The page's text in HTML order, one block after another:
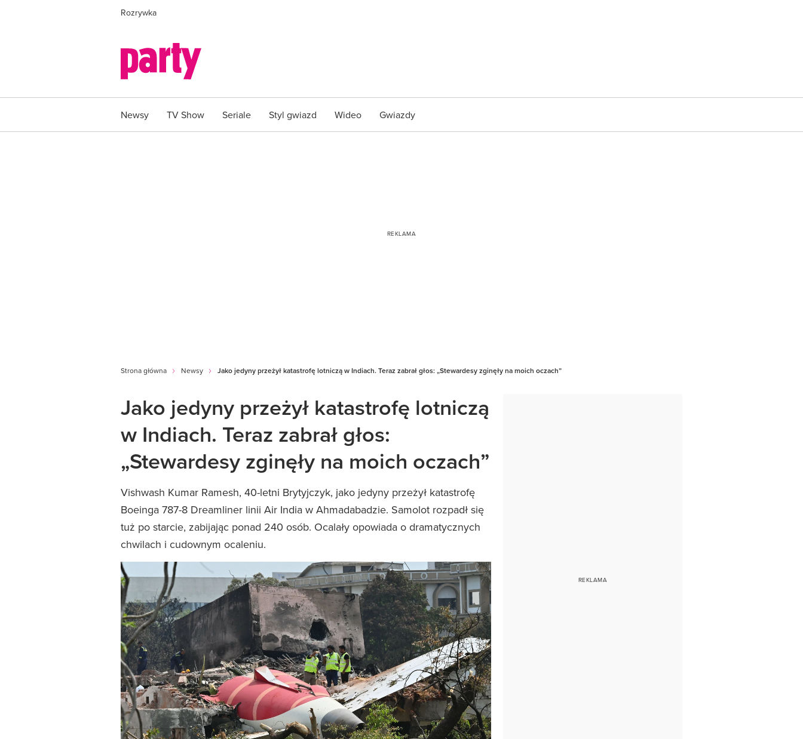
Rozrywka
Newsy TV Show Seriale Styl gwiazd Wideo Gwiazdy
Strona główna Newsy Jako jedyny przeżył katastrofę lotniczą w Indiach. Teraz zabrał głos: „Stewardesy zginęły na moich oczach”
Jako jedyny przeżył katastrofę lotniczą
w Indiach. Teraz zabrał głos:
„Stewardesy zginęły na moich oczach”
Vishwash Kumar Ramesh, 40-letni Brytyjczyk, jako jedyny przeżył katastrofę
Boeinga 787-8 Dreamliner linii Air India w Ahmadabadzie. Samolot rozpadł się
tuż po starcie, zabijając ponad 240 osób. Ocalały opowiada o dramatycznych
chwilach i cudownym ocaleniu.